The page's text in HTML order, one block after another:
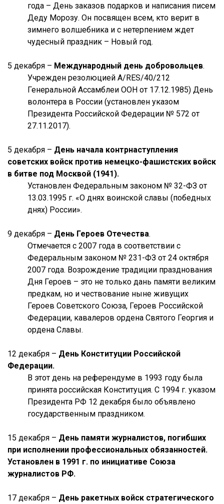
года – День заказов подарков и написания писем
Деду Морозу. Он посвящен всем, кто верит в
зимнего волшебника и с нетерпением ждет
чудесный праздник – Новый год.
5 декабря – Международный день добровольцев.
Учрежден резолюцией A/RES/40/212
Генеральной Ассамблеи ООН от 17.12.1985) День
волонтера в России (установлен указом
Президента Российской Федерации № 572 от
27.11.2017).
5 декабря – День начала контрнаступления
советских войск против немецко-фашистских войск
в битве под Москвой (1941).
Установлен Федеральным законом № 32-ФЗ от
13.03.1995 г. «О днях воинской славы (победных
днях) России».
9 декабря – День Героев Отечества.
Отмечается с 2007 года в соответствии с
Федеральным законом № 231-ФЗ от 24 октября
2007 года. Возрождение традиции празднования
Дня Героев – это не только дань памяти великим
предкам, но и чествование ныне живущих
Героев Советского Союза, Героев Российской
Федерации, кавалеров ордена Святого Георгия и
ордена Славы.
12 декабря – День Конституции Российской
Федерации.
В этот день на референдуме в 1993 году была
принята российская Конституция. С 1994 г. указом
Президента РФ 12 декабря было объявлено
государственным праздником.
15 декабря – День памяти журналистов, погибших
при исполнении профессиональных обязанностей.
Установлен в 1991 г. по инициативе Союза
журналистов РФ.
17 декабря – День ракетных войск стратегического